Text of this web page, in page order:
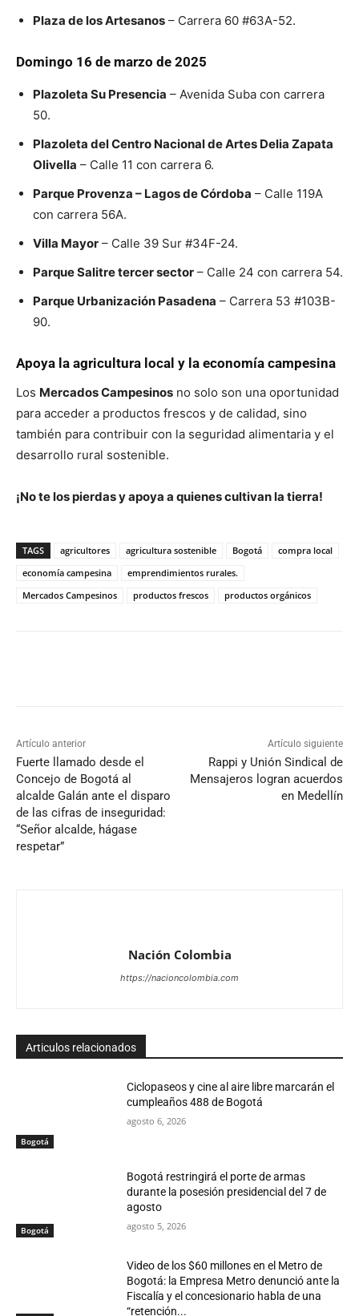
Plaza de los Artesanos – Carrera 60 #63A-52.
Domingo 16 de marzo de 2025
Plazoleta Su Presencia – Avenida Suba con carrera
50.
Plazoleta del Centro Nacional de Artes Delia Zapata
Olivella – Calle 11 con carrera 6.
Parque Provenza – Lagos de Córdoba – Calle 119A
con carrera 56A.
Villa Mayor – Calle 39 Sur #34F-24.
Parque Salitre tercer sector – Calle 24 con carrera 54.
Parque Urbanización Pasadena – Carrera 53 #103B-
90.
Apoya la agricultura local y la economía campesina
Los Mercados Campesinos no solo son una oportunidad
para acceder a productos frescos y de calidad, sino
también para contribuir con la seguridad alimentaria y el
desarrollo rural sostenible.
¡No te los pierdas y apoya a quienes cultivan la tierra!
TAGS agricultores agricultura sostenible Bogotá
compra local
economía campesina
emprendimientos rurales.
Mercados Campesinos
productos frescos productos orgánicos
Artículo anterior
Fuerte llamado desde el
Concejo de Bogotá al
alcalde Galán ante el disparo
de las cifras de inseguridad:
“Señor alcalde, hágase
respetar”
Artículo siguiente
Rappi y Unión Sindical de
Mensajeros logran acuerdos
en Medellín
Nación Colombia
https://nacioncolombia.com
Articulos relacionados
Bogotá
Ciclopaseos y cine al aire libre marcarán el
cumpleaños 488 de Bogotá
agosto 6, 2026
Bogotá
Bogotá restringirá el porte de armas
durante la posesión presidencial del 7 de
agosto
agosto 5, 2026
Video de los $60 millones en el Metro de
Bogotá: la Empresa Metro denunció ante la
Fiscalía y el concesionario habla de una
“retención...